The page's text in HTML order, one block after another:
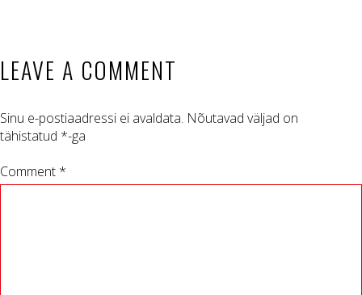
LEAVE A COMMENT
Sinu e-postiaadressi ei avaldata. Nõutavad väljad on
tähistatud *-ga
Comment *